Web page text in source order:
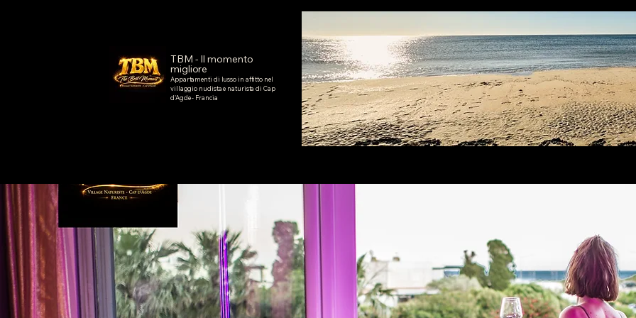
TBM - Il momento
migliore
Appartamenti di lusso in affitto nel
villaggio nudista e naturista di Cap
d'Agde - Francia